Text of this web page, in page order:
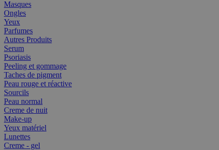
Masques
Ongles
Yeux
Parfumes
Autres Produits
Serum
Psoriasis
Peeling et gommage
Taches de pigment
Peau rouge et réactive
Sourcils
Peau normal
Creme de nuit
Make-up
Yeux matériel
Lunettes
Creme - gel